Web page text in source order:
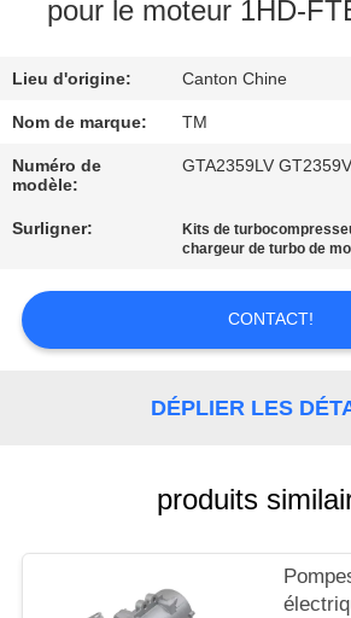
DE
L'USINE
DE
QUALITÉ
NOUS
CONTACTER
DEMANDER
UN DEVIS
pour le moteur 1HD-
Lieu d'origine: Canton Chine
Nom de marque: TM
Numéro de
modèle:
GTA2359LV GT2359V
Surligner: Kits de
chargeur de turbo de
CONTACT!
DÉPLIER LES
produits